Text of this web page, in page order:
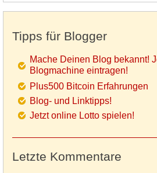
Tipps für Blogger
Mache Deinen Blog bekannt!
Blogmachine eintragen!
Plus500 Bitcoin Erfahrungen
Blog- und Linktipps!
Jetzt online Lotto spielen!
Letzte Kommentare